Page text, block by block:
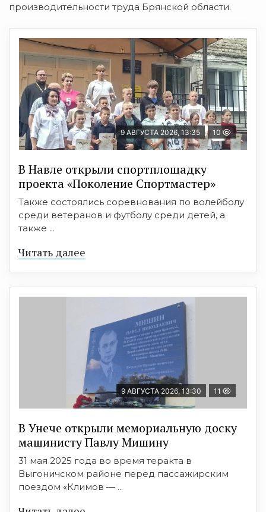
производительности труда Брянской области.
9 АВГУСТА 2026, 13:35 10
В Навле открыли спортплощадку
проекта «Поколение Спортмастер»
Также состоялись соревнования по волейболу
среди ветеранов и футболу среди детей, а
также ...
Читать далее
9 АВГУСТА 2026, 13:30 11
В Унече открыли мемориальную доску
машинисту Павлу Мишину
31 мая 2025 года во время теракта в
Выгоничском районе перед пассажирским
поездом «Климов — ...